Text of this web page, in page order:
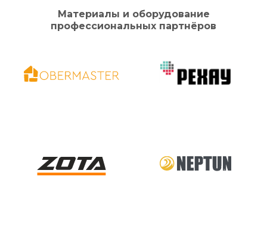
Материалы и оборудование
профессиональных партнёров